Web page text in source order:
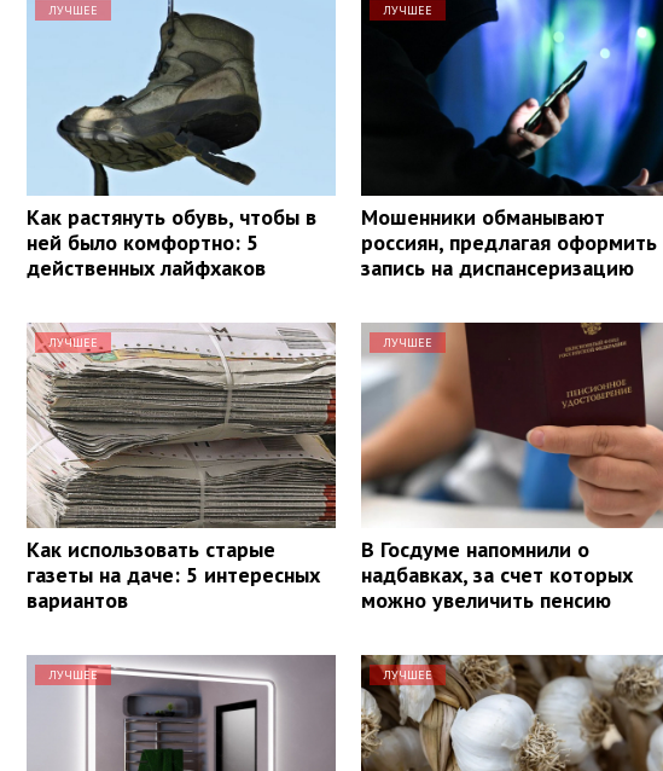
ЛУЧШЕЕ
Как растянуть обувь, чтобы в
ней было комфортно: 5
действенных лайфхаков
ЛУЧШЕЕ
Мошенники обманывают
россиян, предлагая оформить
запись на диспансеризацию
ЛУЧШЕЕ
Как использовать старые
газеты на даче: 5 интересных
вариантов
ЛУЧШЕЕ
В Госдуме напомнили о
надбавках, за счет которых
можно увеличить пенсию
ЛУЧШЕЕ ЛУЧШЕЕ